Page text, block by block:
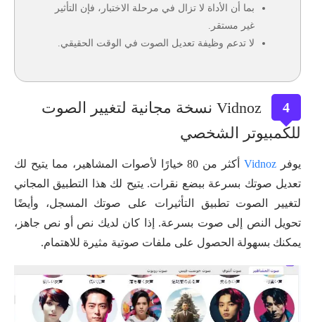
بما أن الأداة لا تزال في مرحلة الاختبار، فإن التأثير
غير مستقر.
لا تدعم وظيفة تعديل الصوت في الوقت الحقيقي.
4
Vidnoz نسخة مجانية لتغيير الصوت
للكمبيوتر الشخصي
يوفر Vidnoz
أكثر من 80 خيارًا لأصوات المشاهير، مما يتيح لك
تعديل صوتك بسرعة ببضع نقرات. يتيح لك هذا التطبيق المجاني
لتغيير الصوت تطبيق التأثيرات على صوتك المسجل، وأيضًا
تحويل النص إلى صوت بسرعة. إذا كان لديك نص أو نص جاهز،
يمكنك بسهولة الحصول على ملفات صوتية مثيرة للاهتمام.